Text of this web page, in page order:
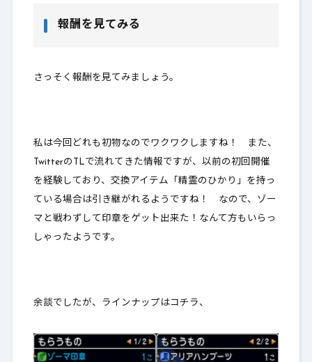
報酬を見てみる
さっそく報酬を見てみましょう。
私は今回どれも初物なのでワクワクしますね！ また、
TwitterのTLで流れてきた情報ですが、以前の初回開催
を経験しており、交換アイテム 「精霊のひかり」を持っ
ている場合は引き継がれる ようですね！ なので、ゾー
マと戦わずして印章をゲット出来た！なんて方もいらっ
しゃったようです。
余談でしたが、ラインナップはコチラ、